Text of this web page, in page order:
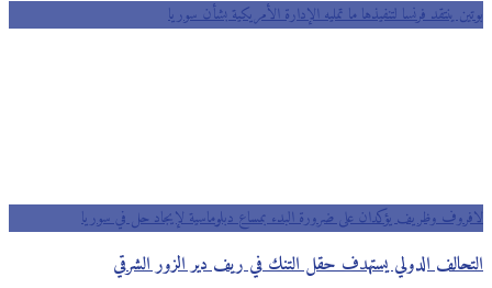
بوتين ينتقد فرنسا لتنفيذها ما تمليه الإدارة الأمريكية بشأن سوريا
لافروف وظريف يؤكدان على ضرورة البدء بمساع دبلوماسية لإيجاد حل في سوريا
التحالف الدولي يستهدف حقل التنك في ريف دير الزور الشرقي